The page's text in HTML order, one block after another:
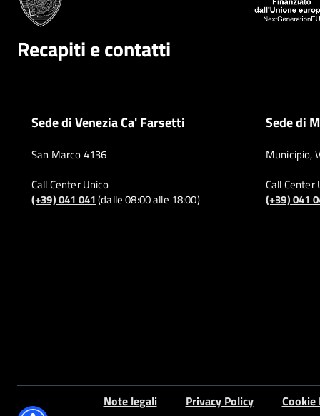
Recapiti e contatti
Sede di Venezia Ca' Farsetti
San Marco 4136
Call Center Unico
(+39) 041 041(dalle 08:00 alle 18:00)
Sede di
Municipio,
Call Center
(+39) 041
Note legali Privacy Policy Cookie